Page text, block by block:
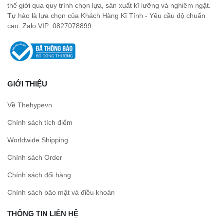
thế giới qua quy trình chọn lựa, sản xuất kĩ lưỡng và nghiêm ngặt.
Tự hào là lựa chọn của Khách Hàng Kĩ Tính - Yêu cầu độ chuẩn
cao. Zalo VIP: 0827078899
GIỚI THIỆU
Về Thehypevn
Chính sách tích điểm
Worldwide Shipping
Chính sách Order
Chính sách đổi hàng
Chính sách bảo mật và điều khoản
THÔNG TIN LIÊN HỆ